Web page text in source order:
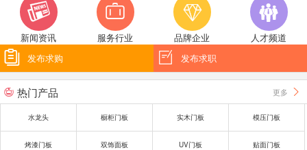

新闻资讯

服务行业

品牌企业

人才频道
 发布求购  发布求职
 热门产品 更多 
水龙头 橱柜门板 实木门板 模压门板
烤漆门板 双饰面板 UV门板 贴面门板